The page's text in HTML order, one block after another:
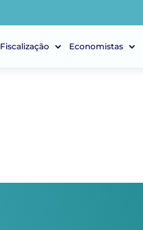
Fiscalização Economistas